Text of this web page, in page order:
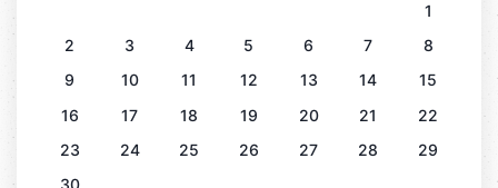
1
2
3 4 5 6 7
8
9
10 11 12 13 14
15
16
17 18 19 20 21
22
23
24 25 26 27 28
29
30